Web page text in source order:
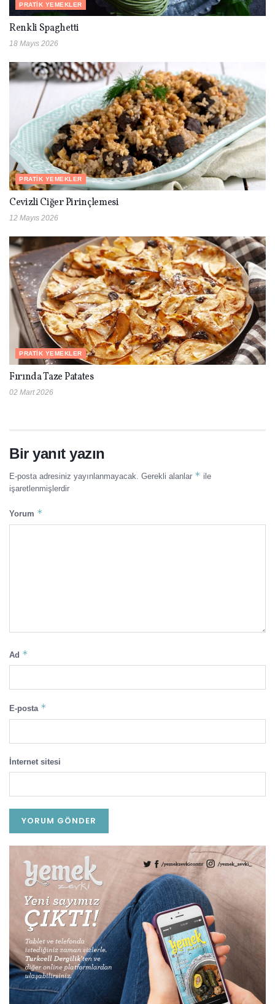
PRATIK YEMEKLER
Renkli Spaghetti
18 Mayıs 2026
PRATIK YEMEKLER
Cevizli Ciğer Pirinçlemesi
12 Mayıs 2026
PRATIK YEMEKLER
Fırında Taze Patates
02 Mart 2026
Bir yanıt yazın
E-posta adresiniz yayınlanmayacak. Gerekli alanlar * ile
işaretlenmişlerdir
Yorum *
Ad *
E-posta *
İnternet sitesi